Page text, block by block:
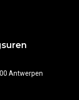
Antwerpen